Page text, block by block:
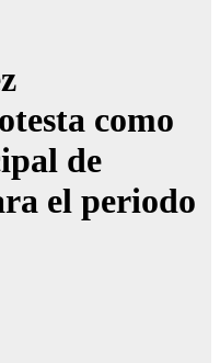
como
de
el periodo